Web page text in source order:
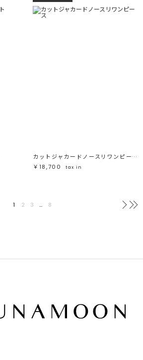
カットジャカードノースリワンピース
￥18,700
tax in
1 2 3 … 8 次へ